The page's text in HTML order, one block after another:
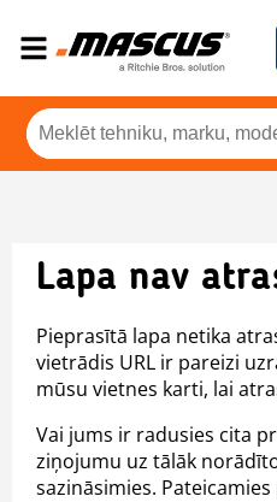
Lapa nav
Pieprasītā lapa netika
vietrādis URL ir pareizi
mūsu vietnes karti, lai
Vai jums ir radusies cita
ziņojumu uz tālāk
sazināsimies.